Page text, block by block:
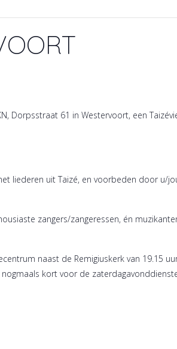
Dorpsstraat 61 in Westervoort, een
liederen uit Taizé, en voorbeden door u/
zangers/zangeressen, én
naast de Remigiuskerk van 19.15
kort voor de